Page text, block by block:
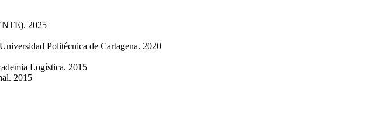
2025
Politécnica de Cartagena. 2020
Logística. 2015
2015